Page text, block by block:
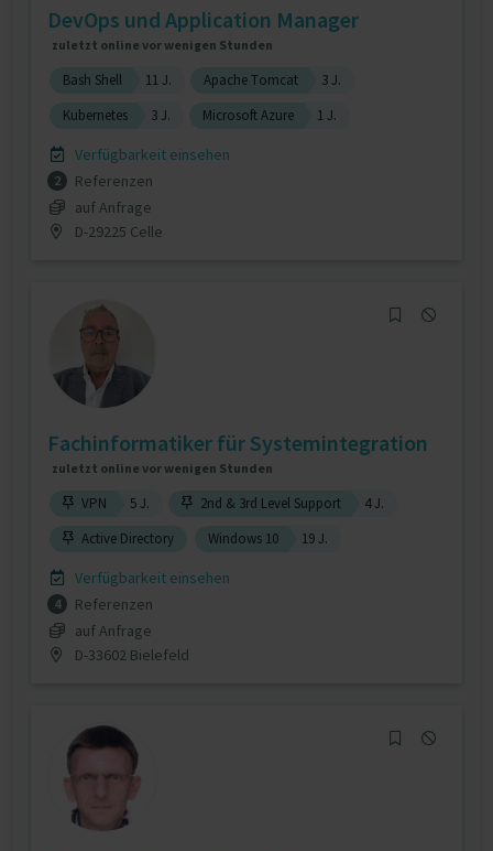
DevOps und Application Manager
zuletzt online vor wenigen Stunden
Bash Shell 11 J. Apache Tomcat
3 J.
Kubernetes
3 J. Microsoft Azure 1 J.
Verfügbarkeit einsehen
2
Referenzen
auf Anfrage
D-29225 Celle
Fachinformatiker für Systemintegration
zuletzt online vor wenigen Stunden
VPN 5 J. 2nd & 3rd Level Support
4 J.
Active Directory
Windows 10 19 J.
Verfügbarkeit einsehen
4
Referenzen
auf Anfrage
D-33602 Bielefeld